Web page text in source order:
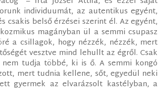
individuumát, az autentikus egyént,
belső érzései szerint él. Az egyént,
magányban ül a semmi csupasz
a csillagok, hogy nézzék, nézzék, mert
vesztve mind lehullt az égről. Csak
tudja többé, ki is ő. A semmi kongó
mert tudnia kellene, sőt, egyedül neki
gyermek az elvarázsolt kastélyban, a